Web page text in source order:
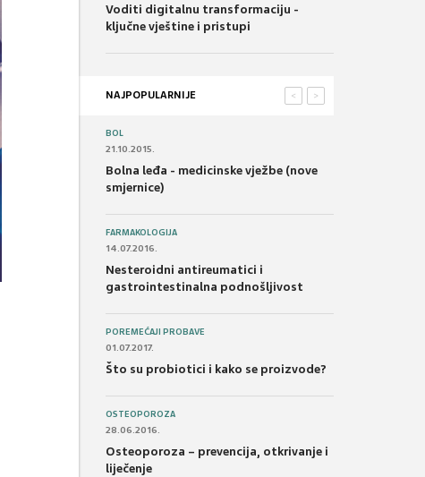
Voditi digitalnu transformaciju -
ključne vještine i pristupi
NAJPOPULARNIJE >
<
BOL
21.10.2015.
Bolna leđa - medicinske vježbe (nove
smjernice)
FARMAKOLOGIJA
14.07.2016.
Nesteroidni antireumatici i
gastrointestinalna podnošljivost
POREMEĆAJI PROBAVE
01.07.2017.
Što su probiotici i kako se proizvode?
OSTEOPOROZA
28.06.2016.
Osteoporoza – prevencija, otkrivanje i
liječenje